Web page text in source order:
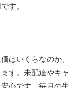
す。
はいくらなのか、
す。未配達やキャ